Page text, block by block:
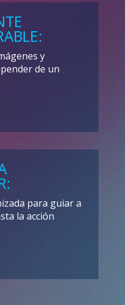
y
de un
para guiar a
la acción